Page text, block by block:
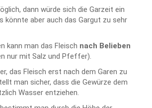
dann würde sich die Garzeit ein
könnte aber auch das Gargut zu sehr
kann man das Fleisch nach Belieben
nur mit Salz und Pfeffer).
das Fleisch erst nach dem Garen zu
man sicher, dass die Gewürze dem
Wasser entziehen.